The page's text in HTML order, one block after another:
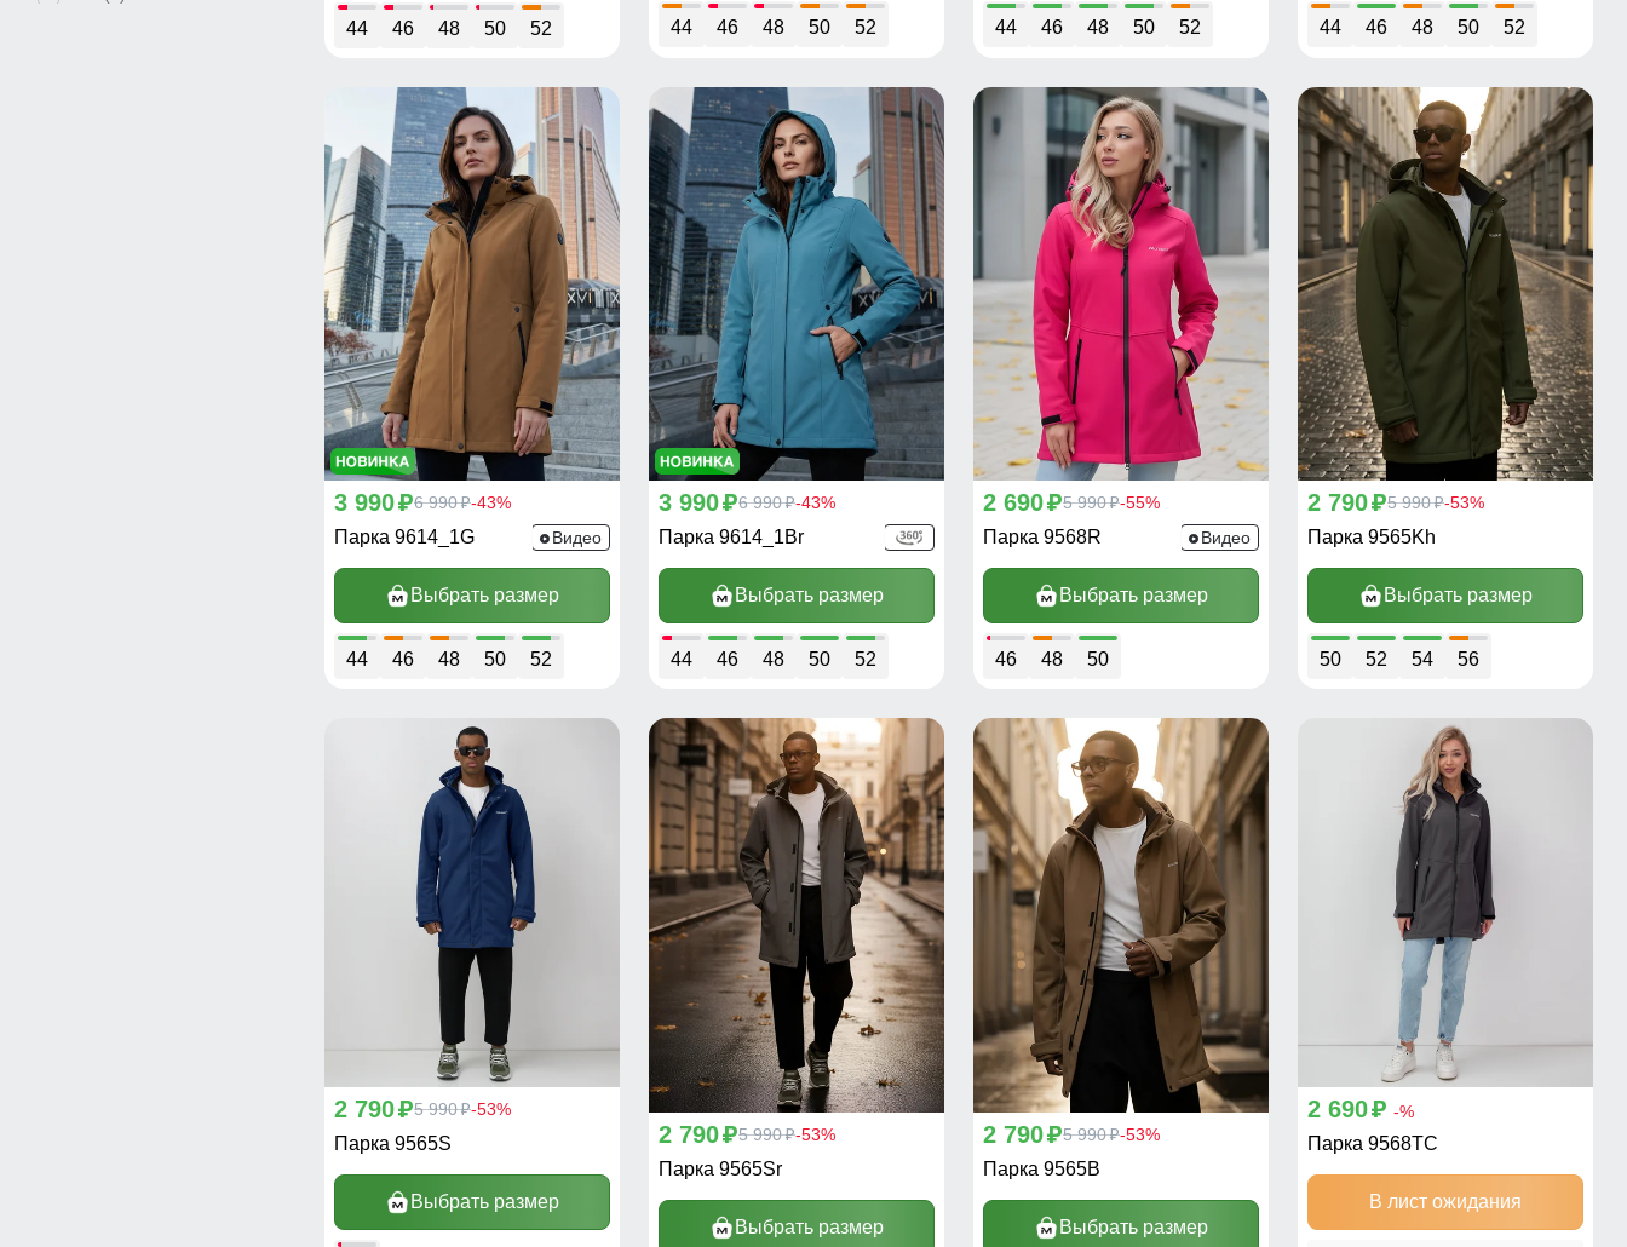
44 46 48 50 52 44 46 48 50 52 44 46 48 50 52 44 46 48 50 52
3 990p6 990p-43%
Парка 9614_1G Видео
Выбрать размер
44 46 48 50 52
3 990p6 990p-43%
Парка 9614_1Br
Выбрать размер
44 46 48 50 52
2 690p5 990p-55%
Парка 9568R Видео
Выбрать размер
46 48 50
2 790p5 990p-53%
Парка 9565Kh
Выбрать размер
50 52 54 56
2 790p5 990p-53%
Парка 9565S
Выбрать размер
2 790p5 990p-53%
Парка 9565Sr
Выбрать размер
2 790p5 990p-53%
Парка 9565B
Выбрать размер
2 690p -%
Парка 9568TC
В лист ожидания